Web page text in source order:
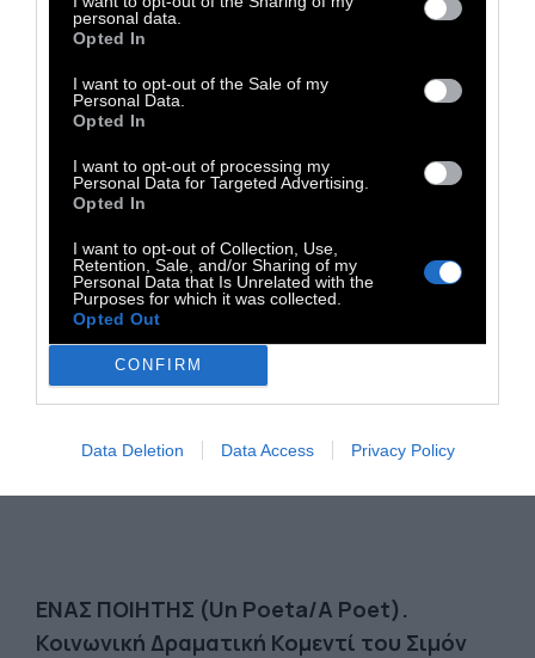
personal data.
Opted In
I want to opt-out of the Sale of my
Personal Data.
Opted In
I want to opt-out of processing my
Personal Data for Targeted Advertising.
Opted In
I want to opt-out of Collection, Use,
Retention, Sale, and/or Sharing of my
Personal Data that Is Unrelated with the
Purposes for which it was collected.
Opted Out
CONFIRM
Data Deletion Data Access Privacy Policy
ΕΝΑΣ ΠΟΙΗΤΗΣ (Un Poeta/A Poet).
Κοινωνική Δραματική Κομεντί του Σιμόν